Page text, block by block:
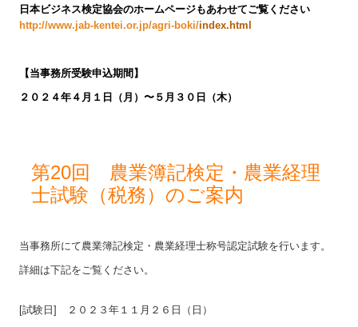
日本ビジネス検定協会のホームページもあわせてご覧ください
http://www.jab-kentei.or.jp/agri-boki/index.html
【当事務所受験申込期間】
２０２４年４月１日（月）〜５月３０日（木）
第20回 農業簿記検定・農業経理
士試験（税務）のご案内
当事務所にて農業簿記検定・農業経理士称号認定試験を行います。
詳細は下記をご覧ください。
[試験日] ２０２３年１１月２６日（日）